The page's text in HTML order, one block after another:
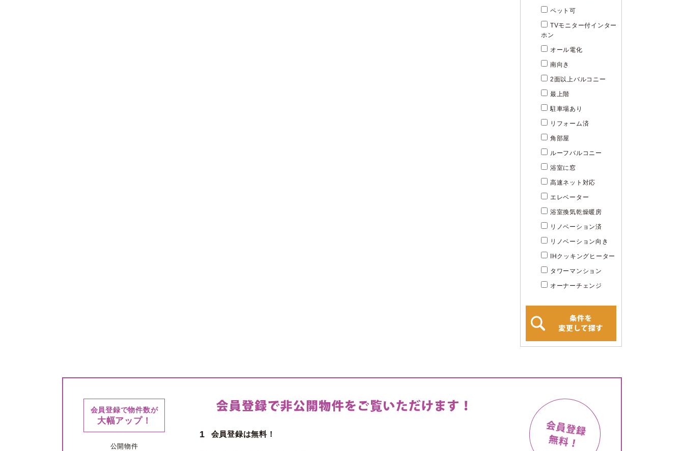
ペット可
TVモニター付インター
ホン
オール電化
南向き
2面以上バルコニー
最上階
駐車場あり
リフォーム済
角部屋
ルーフバルコニー
浴室に窓
高速ネット対応
エレベーター
浴室換気乾燥暖房
リノベーション済
リノベーション向き
IHクッキングヒーター
タワーマンション
オーナーチェンジ
会員登録で物件数が
大幅アップ！
公開物件
1 会員登録は無料！